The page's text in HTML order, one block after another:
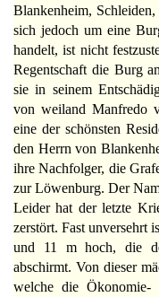
Blankenheim,
sich jedoch um eine
handelt, ist nicht
Regentschaft die Burg
sie in seinem
von weiland Manfredo
eine der schönsten
den Herrn von
ihre Nachfolger, die
zur Löwenburg. Der
Leider hat der letzte
zerstört. Fast unversehrt
und 11 m hoch, die
abschirmt. Von dieser
welche die Ökonomie-